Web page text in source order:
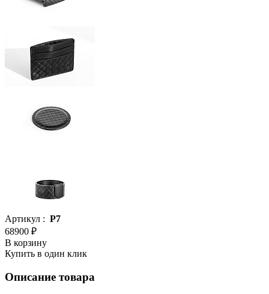
Артикул : Р7
68900 ₽
В корзину
Купить в один клик
Описание товара